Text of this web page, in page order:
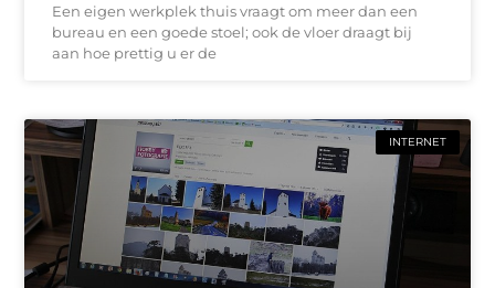
Een eigen werkplek thuis vraagt om meer dan een
bureau en een goede stoel; ook de vloer draagt bij
aan hoe prettig u er de
INTERNET